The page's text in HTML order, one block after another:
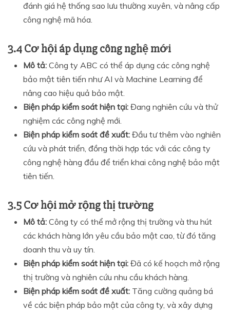
đánh giá hệ thống sao lưu thường xuyên, và nâng cấp
công nghệ mã hóa.
3.4 Cơ hội áp dụng công nghệ mới
Mô tả: Công ty ABC có thể áp dụng các công nghệ
bảo mật tiên tiến như AI và Machine Learning để
nâng cao hiệu quả bảo mật.
Biện pháp kiểm soát hiện tại: Đang nghiên cứu và thử
nghiệm các công nghệ mới.
Biện pháp kiểm soát đề xuất: Đầu tư thêm vào nghiên
cứu và phát triển, đồng thời hợp tác với các công ty
công nghệ hàng đầu để triển khai công nghệ bảo mật
tiên tiến.
3.5 Cơ hội mở rộng thị trường
Mô tả: Công ty có thể mở rộng thị trường và thu hút
các khách hàng lớn yêu cầu bảo mật cao, từ đó tăng
doanh thu và uy tín.
Biện pháp kiểm soát hiện tại: Đã có kế hoạch mở rộng
thị trường và nghiên cứu nhu cầu khách hàng.
Biện pháp kiểm soát đề xuất: Tăng cường quảng bá
về các biện pháp bảo mật của công ty, và xây dựng